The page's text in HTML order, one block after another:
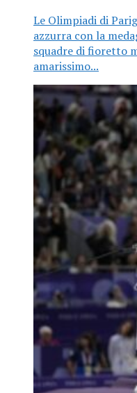
Le Olimpiadi di
azzurra con la
squadre di fioretto
amarissimo...